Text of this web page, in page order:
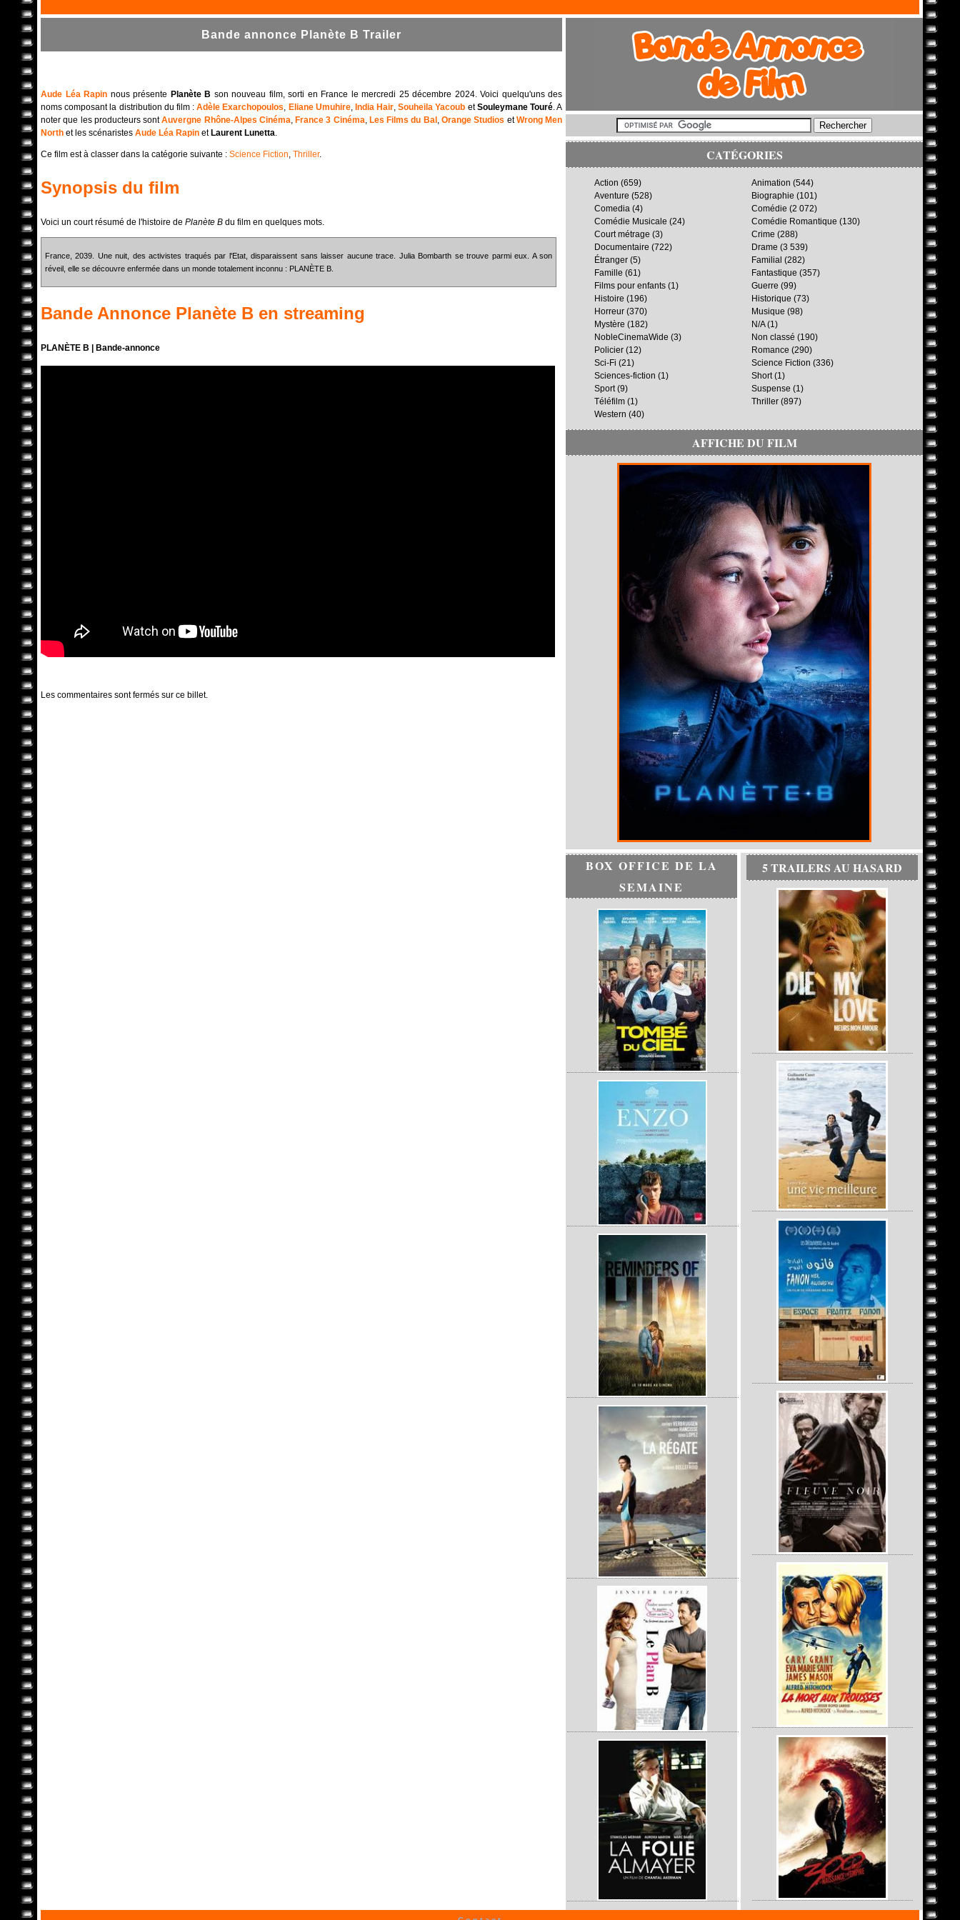
Bande annonce Planète B Trailer
Aude Léa Rapin nous présente Planète B son nouveau film, sorti en France le mercredi 25 décembre 2024. Voici quelqu'uns des
noms composant la distribution du film :Adèle Exarchopoulos, Eliane Umuhire, India Hair,Souheila Yacoub etSouleymane Touré. A
noter que les producteurs sontAuvergne Rhône-Alpes Cinéma, France 3 Cinéma, Les Films du Bal , Orange Studios etWrong Men
North et les scénaristes Aude Léa Rapin et Laurent Lunetta.
Ce film est à classer dans la catégorie suivante : Science Fiction, Thriller.
Synopsis du film
Voici un court résumé de l'histoire de Planète B du film en quelques mots.
France, 2039. Une nuit, des activistes traqués par l'Etat, disparaissent sans laisser aucune trace. Julia Bombarth se trouve parmi eux. A son
réveil, elle se découvre enfermée dans un monde totalement inconnu : PLANÈTE B.
Bande Annonce Planète B en streaming
PLANÈTE B | Bande-annonce
Les commentaires sont fermés sur ce billet.
CATÉGORIES
Action (659) Animation (544)
Aventure (528) Biographie (101)
Comedia (4) Comédie (2 072)
Comédie Musicale (24) Comédie Romantique (130)
Court métrage (3) Crime (288)
Documentaire (722) Drame (3 539)
Étranger (5) Familial (282)
Famille (61) Fantastique (357)
Films pour enfants (1) Guerre (99)
Histoire (196) Historique (73)
Horreur (370) Musique (98)
Mystère (182) N/A(1)
NobleCinemaWide (3) Non classé (190)
Policier (12) Romance (290)
Sci-Fi (21) Science Fiction (336)
Sciences-fiction (1) Short(1)
Sport(9) Suspense (1)
Téléfilm (1) Thriller (897)
Western (40)
AFFICHE DU FILM
BOX OFFICE DE LA
SEMAINE
5 TRAILERS AU HASARD